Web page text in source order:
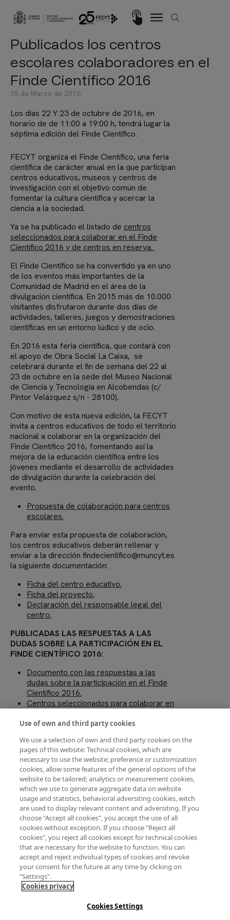
Imagen
15 de Marzo de 2016
Publicados los centros
escolares colaboradores en el
Finde Científico 2016
Los días 22 Y 23 de octubre de 2016, en
horario de de 11:00 a 19:00 h, tendrá lugar la
séptima edición del Finde Científico.
FECYT organiza el Finde Científico, una feria
científica de carácter anual en la que participan
centros educativos, museos y centros de
investigación con el objetivo común de
fomentar la cultura científica y acercar la
ciencia a la sociedad.
Ya se ha publicado el listado de centros
seleccionados para colaborar en el Finde
Científico 2016 y de centros en reserva.
El Finde Científico se ha convertido ya en uno
de los eventos más importantes de la
Comunidad de Madrid en el área de la
divulgación científica. En 2015 más de 10.000
visitantes disfrutaron durante dos días de
actividades, talleres, juegos y demostraciones
científicas en un entorno lúdico y de ocio.
En 2016 esta feria científica, que contará con
el apoyo de Obra Social La Caixa, se
celebrará durante el fin de semana del 22 al
23 de octubre en la sede del Museo Nacional
de Ciencia y Tecnología en Alcobendas (c/
Pintor Velázquez s/n - 28100).
Con motivo de esta nueva edición, la FECYT
invita a centros educativos de todo el territorio
nacional a colaborar en la organización del
Finde Científico 2016, fomentando así la
mejora de la educación científica entre los
jóvenes mediante el desarrollo de actividades
de divulgación durante la celebración del
evento.
Propuesta de colaboración para centros
escolares.
Para enviar esta propuesta de colaboración,
los centros educativos deberán rellenar y
enviar a la dirección findecientifico@muncyt.es
la siguiente documentación:
Ficha del centro educativo.
Ficha del proyecto.
Declaración del responsable legal del
centro.
PUBLICADAS LAS RESPUESTAS A LAS
DUDAS SOBRE LA PARTICIPACIÓN EN EL
FINDE CIENTÍFICO 2016:
Documento con las respuestas a las
dudas sobre la participación en el Finde
Científico 2016.
Centros seleccionados para colaborar en
reserva.
Imagen Imagen
finde
científico
colegios MUNCYT FECYT Divulgación
Use of own and third party cookies
We use a selection of own and third party cookies on the
pages of this website: Technical cookies, which are
necessary to use the website; preference or customization
cookies, allow some features of the general options of the
website to be tailored; analytics or measurement cookies,
which we use to generate aggregate data on website
usage and statistics, behavioral adversiting cookies, witch
are used to display relevant content and adversiting. If you
choose "Accept all cookies", you accept the use of all
cookies without exception. If you choose "Reject all
cookies", you reject all cookies except for technical cookies
that are necessary for the website to function. You can
accept and reject individual types of cookies and revoke
your consent for the future at any time by clicking on
"Settings".
Cookies privacy
Cookies Settings